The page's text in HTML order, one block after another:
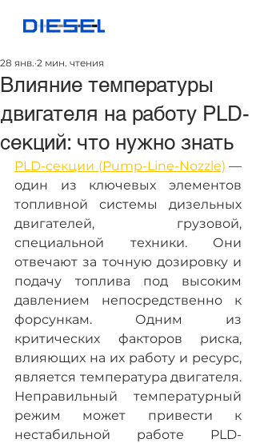
Влияние температуры
двигателя на работу PLD-
секций: что нужно знать
28 янв. 2 мин. чтения
PLD-секции (Pump-Line-Nozzle) —
один из ключевых элементов
топливной системы дизельных
двигателей, грузовой,
специальной техники. Они
отвечают за точную дозировку и
подачу топлива под высоким
давлением непосредственно к
форсункам. Одним из
критических факторов риска,
влияющих на их работу и ресурс,
является температура двигателя.
Неправильный температурный
режим может привести к
нестабильной работе PLD-